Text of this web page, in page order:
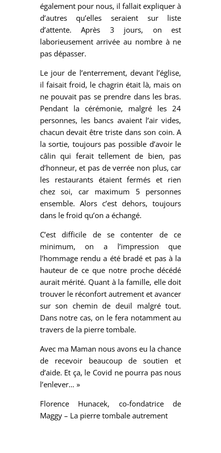
également pour nous, il fallait expliquer à
d’autres qu’elles seraient sur liste
d’attente. Après 3 jours, on est
laborieusement arrivée au nombre à ne
pas dépasser.
Le jour de l’enterrement, devant l’église,
il faisait froid, le chagrin était là, mais on
ne pouvait pas se prendre dans les bras.
Pendant la cérémonie, malgré les 24
personnes, les bancs avaient l’air vides,
chacun devait être triste dans son coin. A
la sortie, toujours pas possible d’avoir le
câlin qui ferait tellement de bien, pas
d’honneur, et pas de verrée non plus, car
les restaurants étaient fermés et rien
chez soi, car maximum 5 personnes
ensemble. Alors c’est dehors, toujours
dans le froid qu’on a échangé.
C’est difficile de se contenter de ce
minimum, on a l’impression que
l’hommage rendu a été bradé et pas à la
hauteur de ce que notre proche décédé
aurait mérité. Quant à la famille, elle doit
trouver le réconfort autrement et avancer
sur son chemin de deuil malgré tout.
Dans notre cas, on le fera notamment au
travers de la pierre tombale.
Avec ma Maman nous avons eu la chance
de recevoir beaucoup de soutien et
d’aide. Et ça, le Covid ne pourra pas nous
l’enlever… »
Florence Hunacek, co-fondatrice de
Maggy – La pierre tombale autrement